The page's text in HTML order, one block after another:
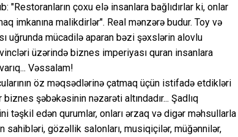
"Restoranların çoxu elə insanlara bağlıdırlar ki, onlar
imkanına malikdirlər". Real mənzərə budur. Toy və
uğrunda mücadilə aparan bəzi şəxslərin alovlu
üzərində biznes imperiyası quran insanlara
Vəssalam!
öz məqsədlərinə çatmaq üçün istifadə etdikləri
şəbəkəsinin nəzarəti altındadır... Şadlıq
təşkil edən qurumlar, onları ərzaq və digər məhsullarla
sahibləri, gözəllik salonları, musiqiçilər, müğənnilər,